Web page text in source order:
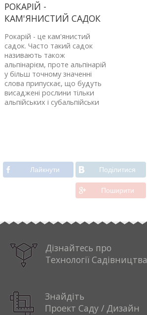
РОКАРІЙ -
КАМ'ЯНИСТИЙ САДОК
Рокарій - це кам'янистий
садок. Часто такий садок
називають також
альпінарієм, проте альпінарій
у більш точному значенні
слова припускає, що будуть
висаджені рослини тільки
альпійських і субальпійськи
Лайкнути Подiлитися
Поширити
Дізнайтесь про
Технології Садівництва
Знайдіть
Проект Саду / Дизайн